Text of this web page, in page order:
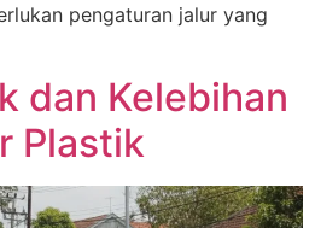
pengaturan jalur yang
dan Kelebihan
Plastik